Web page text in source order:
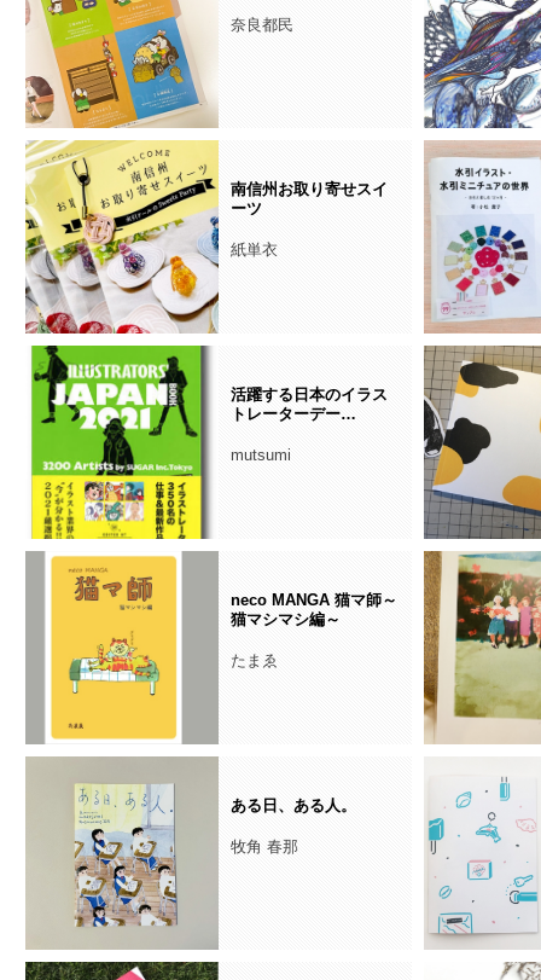
奈良都民
南信州お取り寄せスイ
ーツ
紙単衣
活躍する日本のイラス
トレーターデー…
mutsumi
neco MANGA 猫マ師～
猫マシマシ編～
たまゑ
ある日、ある人。
牧角 春那